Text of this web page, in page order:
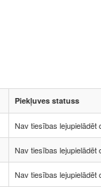
Piekļuves statuss
Nav tiesības lejupielādēt
Nav tiesības lejupielādēt
Nav tiesības lejupielādēt